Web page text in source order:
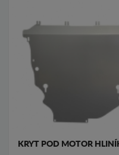
KRYT POD MOTOR